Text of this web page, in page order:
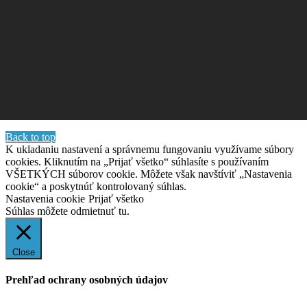
Back to top
K ukladaniu nastavení a správnemu fungovaniu využívame súbory
cookies. Kliknutím na „Prijať všetko“ súhlasíte s používaním
VŠETKÝCH súborov cookie. Môžete však navštíviť „Nastavenia
cookie“ a poskytnúť kontrolovaný súhlas.
Nastavenia cookie Prijať všetko
Súhlas môžete odmietnuť tu.
Close
Prehľad ochrany osobných údajov